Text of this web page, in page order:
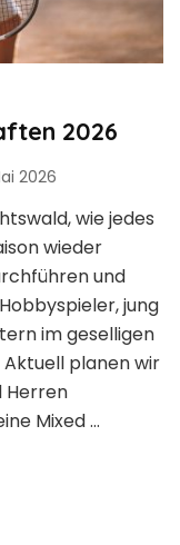
2026
2026
wie jedes
wieder
und
jung
im geselligen
planen wir
Herren
Mixed …